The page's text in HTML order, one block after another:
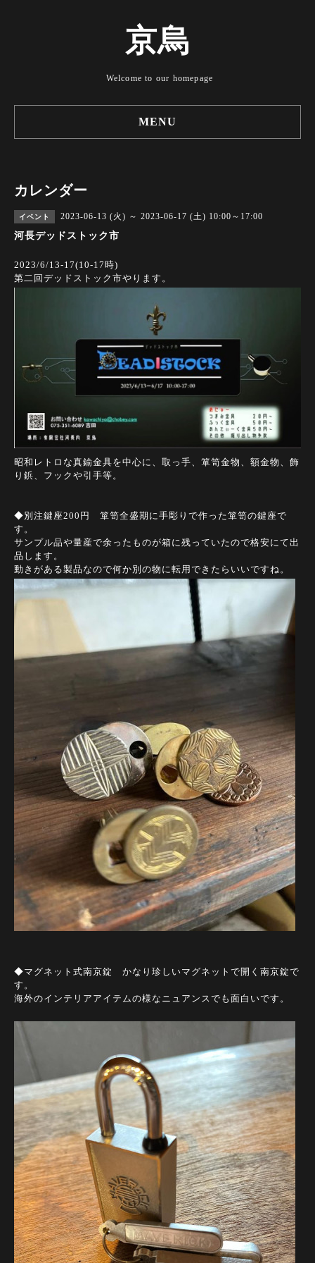
京烏
Welcome to our homepage
MENU
カレンダー
イベント 2023-06-13 (火) ～ 2023-06-17 (土) 10:00～17:00
河長デッドストック市
2023/6/13-17(10-17時)
第二回デッドストック市やります。
昭和レトロな真鍮金具を中心に、取っ手、箪笥金物、額金物、飾
り鋲、フックや引手等。
◆別注鍵座200円 箪笥全盛期に手彫りで作った箪笥の鍵座で
す。
サンプル品や量産で余ったものが箱に残っていたので格安にて出
品します。
動きがある製品なので何か別の物に転用できたらいいですね。
◆マグネット式南京錠 かなり珍しいマグネットで開く南京錠で
す。
海外のインテリアアイテムの様なニュアンスでも面白いです。